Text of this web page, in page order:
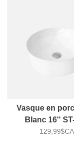
Vasque en
Blanc 16''
129,99$CA